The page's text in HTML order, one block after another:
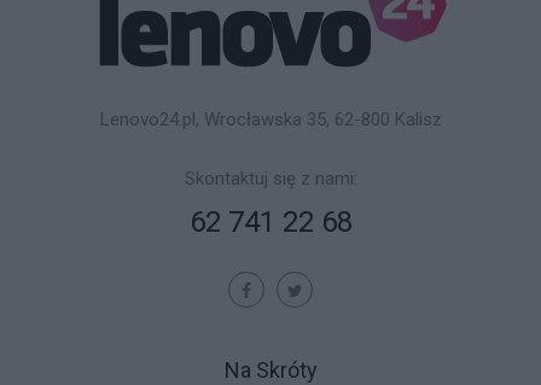
Lenovo24.pl, Wrocławska 35, 62-800 Kalisz
Skontaktuj się z nami:
62 741 22 68
Na Skróty